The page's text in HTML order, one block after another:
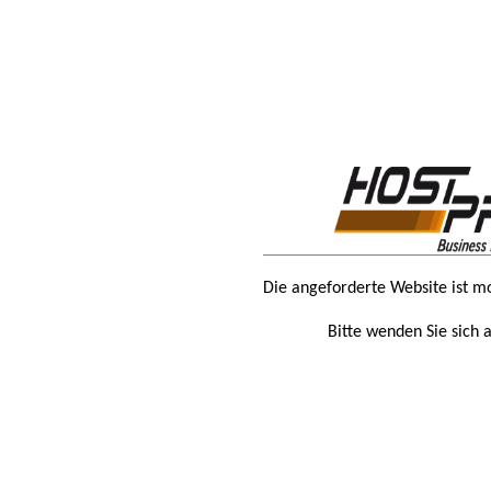
Die angeforderte Website ist
Bitte wenden Sie sich